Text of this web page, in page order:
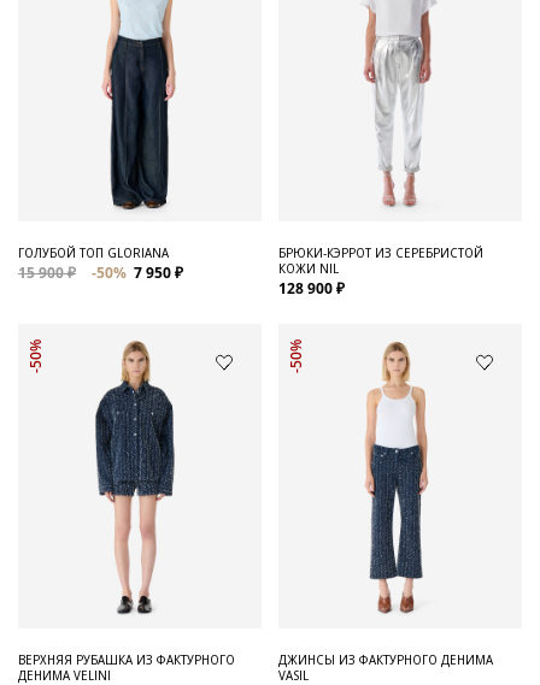
ГОЛУБОЙ ТОП GLORIANA
15 900 ₽ -50% 7 950 ₽
БРЮКИ-КЭРРОТ ИЗ СЕРЕБРИСТОЙ
КОЖИ NIL
128 900 ₽
-50%
ВЕРХНЯЯ РУБАШКА ИЗ ФАКТУРНОГО
ДЕНИМА VELINI
-50%
ДЖИНСЫ ИЗ ФАКТУРНОГО ДЕНИМА
VASIL